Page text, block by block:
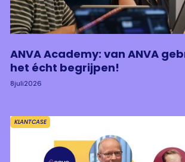
ANVA Academy: van ANVA
het écht begrijpen!
8juli2026
KLANTCASE